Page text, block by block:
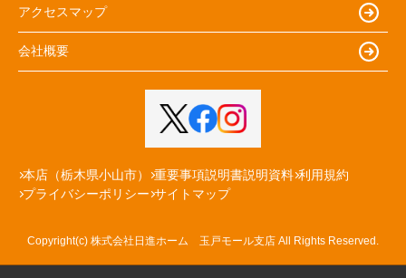
アクセスマップ
会社概要
本店（栃木県小山市） 重要事項説明書説明資料 利用規約
プライバシーポリシー サイトマップ
Copyright(c) 株式会社日進ホーム 玉戸モール支店 All Rights Reserved.